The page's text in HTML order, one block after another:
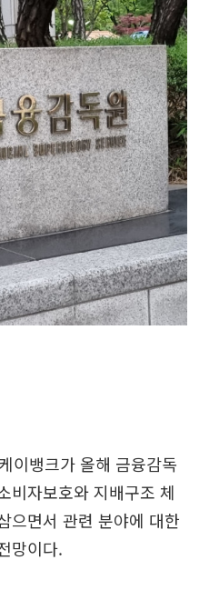
이뱅크가 올해 금융감독
비자보호와 지배구조 체
으면서 관련 분야에 대한
망이다.